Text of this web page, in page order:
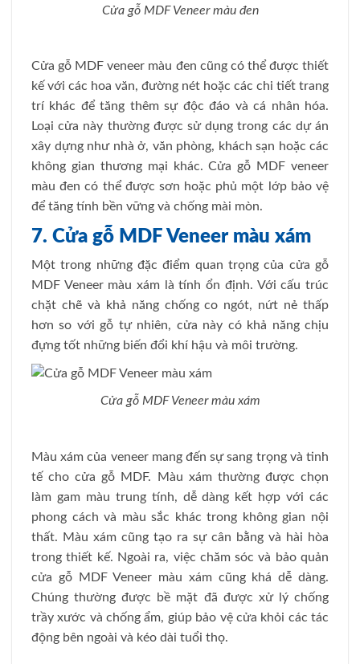
Cửa gỗ MDF Veneer màu đen
Cửa gỗ MDF veneer màu đen cũng có thể được thiết
kế với các hoa văn, đường nét hoặc các chi tiết trang
trí khác để tăng thêm sự độc đáo và cá nhân hóa.
Loại cửa này thường được sử dụng trong các dự án
xây dựng như nhà ở, văn phòng, khách sạn hoặc các
không gian thương mại khác. Cửa gỗ MDF veneer
màu đen có thể được sơn hoặc phủ một lớp bảo vệ
để tăng tính bền vững và chống mài mòn.
7. Cửa gỗ MDF Veneer màu xám
Một trong những đặc điểm quan trọng của cửa gỗ
MDF Veneer màu xám là tính ổn định. Với cấu trúc
chặt chẽ và khả năng chống co ngót, nứt nẻ thấp
hơn so với gỗ tự nhiên, cửa này có khả năng chịu
đựng tốt những biến đổi khí hậu và môi trường.
Cửa gỗ MDF Veneer màu xám
Màu xám của veneer mang đến sự sang trọng và tinh
tế cho cửa gỗ MDF. Màu xám thường được chọn
làm gam màu trung tính, dễ dàng kết hợp với các
phong cách và màu sắc khác trong không gian nội
thất. Màu xám cũng tạo ra sự cân bằng và hài hòa
trong thiết kế. Ngoài ra, việc chăm sóc và bảo quản
cửa gỗ MDF Veneer màu xám cũng khá dễ dàng.
Chúng thường được bề mặt đã được xử lý chống
trầy xước và chống ẩm, giúp bảo vệ cửa khỏi các tác
động bên ngoài và kéo dài tuổi thọ.